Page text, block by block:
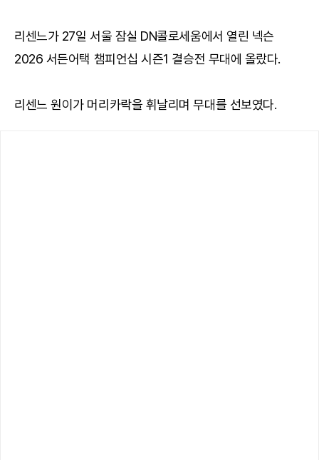
리센느가 27일 서울 잠실 DN콜로세움에서 열린 넥슨
2026 서든어택 챔피언십 시즌1 결승전 무대에 올랐다.
리센느 원이가 머리카락을 휘날리며 무대를 선보였다.